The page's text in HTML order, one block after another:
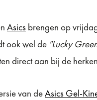
Asics brengen op
ook wel de "Lucky
direct aan bij de
van deAsics Gel-